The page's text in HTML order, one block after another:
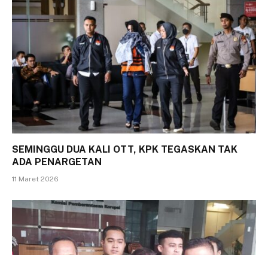
SEMINGGU DUA KALI OTT, KPK TEGASKAN TAK
ADA PENARGETAN
11 Maret 2026